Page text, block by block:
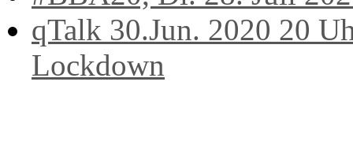
qTalk 30.Jun. 2020 20
Lockdown